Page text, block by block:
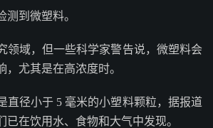
测到微塑料。
领域，但一些科学家警告说，微塑料会
，尤其是在高浓度时。
直径小于 5 毫米的小塑料颗粒，据报道
已在饮用水、食物和大气中发现。